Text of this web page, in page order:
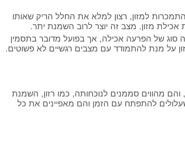
למזון, רצון למלא את החלל הריק שאותו
מזון. מצב זה יוצר לרוב השמנת יתר.
סוג של הפרעה אכילה, אך בפועל מדובר בתסמין
על מנת להתמודד עם מצבים רגשיים לא פשוטים.
מהווים סממנים לנוכחותה, כמו רזון, השמנת
להתפתח עם הזמן והם מאפיינים את כל